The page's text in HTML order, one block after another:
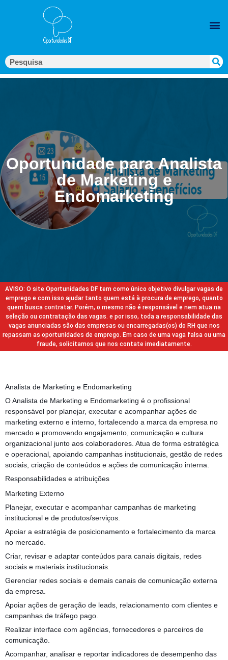
Oportunidade para Analista
de Marketing e
Endomarketing
AVISO: O site Oportunidades DF tem como único objetivo divulgar vagas de
emprego e com isso ajudar tanto quem está à procura de emprego, quanto
quem busca contratar. Porém, o mesmo não é responsável e nem atua na
seleção ou contratação das vagas. e por isso, toda a responsabilidade das
vagas anunciadas são das empresas ou encarregadas(os) do RH que nos
repassam as oportunidades de emprego. Em caso de uma vaga falsa ou uma
fraude, solicitamos que nos contate imediatamente.
Analista de Marketing e Endomarketing
O Analista de Marketing e Endomarketing é o profissional
responsável por planejar, executar e acompanhar ações de
marketing externo e interno, fortalecendo a marca da empresa no
mercado e promovendo engajamento, comunicação e cultura
organizacional junto aos colaboradores. Atua de forma estratégica
e operacional, apoiando campanhas institucionais, gestão de redes
sociais, criação de conteúdos e ações de comunicação interna.
Responsabilidades e atribuições
Marketing Externo
Planejar, executar e acompanhar campanhas de marketing
institucional e de produtos/serviços.
Apoiar a estratégia de posicionamento e fortalecimento da marca
no mercado.
Criar, revisar e adaptar conteúdos para canais digitais, redes
sociais e materiais institucionais.
Gerenciar redes sociais e demais canais de comunicação externa
da empresa.
Apoiar ações de geração de leads, relacionamento com clientes e
campanhas de tráfego pago.
Realizar interface com agências, fornecedores e parceiros de
comunicação.
Acompanhar, analisar e reportar indicadores de desempenho das